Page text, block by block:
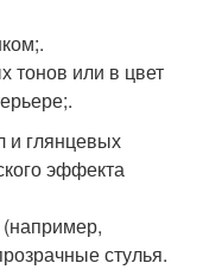
тонов или в цвет
и глянцевых
эффекта
стулья.